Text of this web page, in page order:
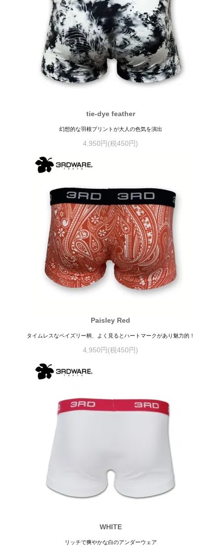
tie-dye feather
幻想的な羽根プリントが大人の色気を演出
4,950円(税450円)
Paisley Red
タイムレスなペイズリー柄、よく見るとハートマークがあり魅力的！
4,950円(税450円)
WHITE
リッチで爽やかな白のアンダーウェア